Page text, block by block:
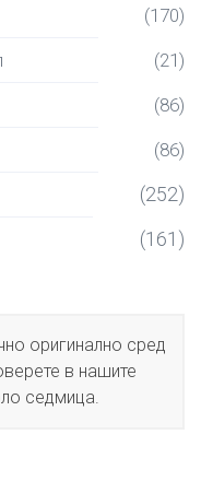
(170)
(21)
(86)
(86)
(252)
(161)
оригинално сред
в нашите
седмица.